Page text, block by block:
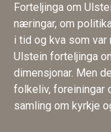
Forteljinga om
næringar, om
i tid og kva som
Ulstein forteljinga
dimensjonar. Men
folkeliv, foreiningar
samling om kyrkje